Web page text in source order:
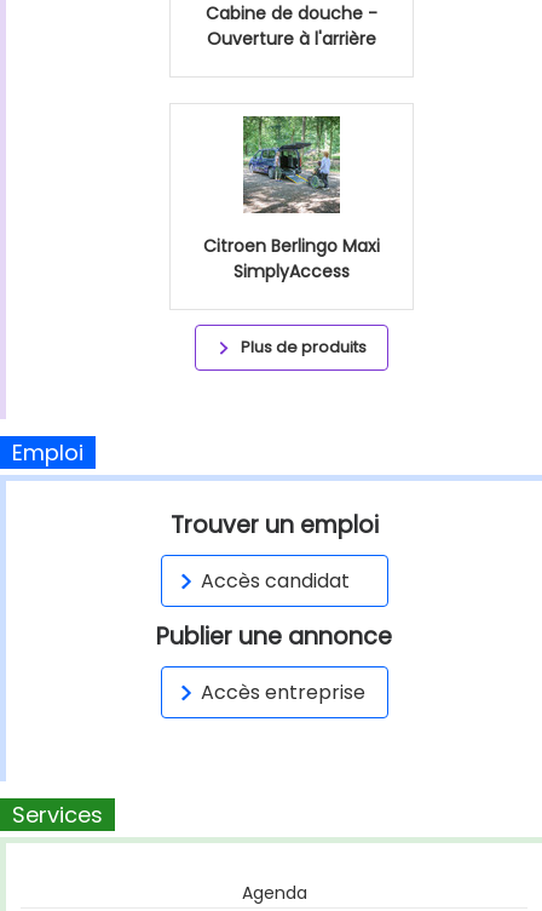
Cabine de douche -
Ouverture à l'arrière
Citroen Berlingo Maxi
SimplyAccess
Plus de produits
Emploi
Trouver un emploi
Accès candidat
Publier une annonce
Accès entreprise
Services
Agenda